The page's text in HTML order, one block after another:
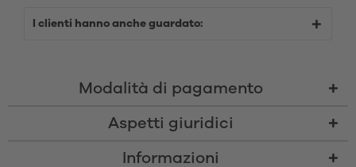
I clienti hanno anche guardato:
Modalità di pagamento
Aspetti giuridici
Informazioni